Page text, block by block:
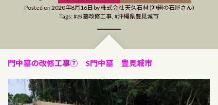
Posted on 2020年8月16日 by株式会社 天久石材 (沖縄の石屋さん)
Tags:
お墓改修工事, 沖縄県豊見城市
門中墓の改修工事⑦ S門中墓 豊見城市